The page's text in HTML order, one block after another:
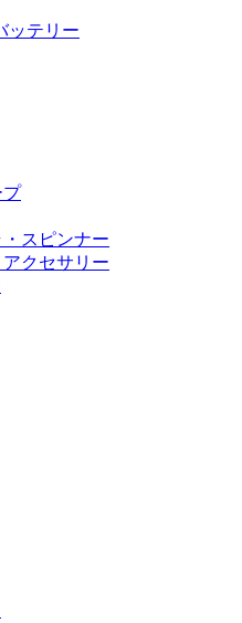
ッテリー
プ
スピンナー
クセサリー